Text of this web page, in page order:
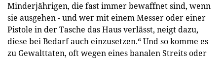
Minderjährigen, die fast immer bewaffnet sind, wenn
sie ausgehen - und wer mit einem Messer oder einer
Pistole in der Tasche das Haus verlässt, neigt dazu,
diese bei Bedarf auch einzusetzen.“ Und so komme es
zu Gewalttaten, oft wegen eines banalen Streits oder